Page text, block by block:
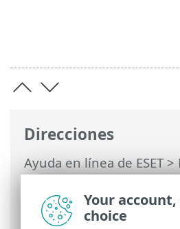
Direcciones
Ayuda en línea de ESET>
Antivirus for Linux>
Administre ESET
Linux a distancia
Your
choice